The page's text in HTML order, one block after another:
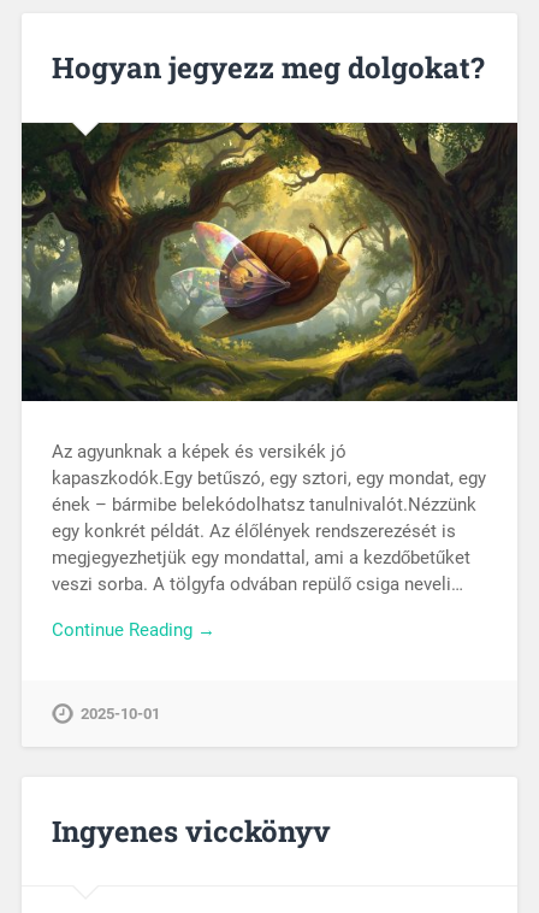
Hogyan jegyezz meg dolgokat?
Az agyunknak a képek és versikék jó
kapaszkodók.Egy betűszó, egy sztori, egy mondat, egy
ének – bármibe belekódolhatsz tanulnivalót.Nézzünk
egy konkrét példát. Az élőlények rendszerezését is
megjegyezhetjük egy mondattal, ami a kezdőbetűket
veszi sorba. A tölgyfa odvában repülő csiga neveli…
Continue Reading →
2025-10-01
Ingyenes vicckönyv